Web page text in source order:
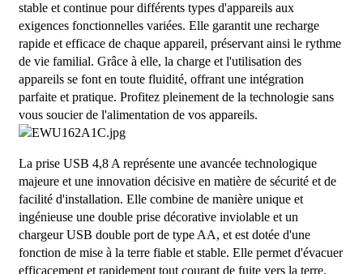
stable et continue pour différents types d'appareils aux
exigences fonctionnelles variées. Elle garantit une recharge
rapide et efficace de chaque appareil, préservant ainsi le rythme
de vie familial. Grâce à elle, la charge et l'utilisation des
appareils se font en toute fluidité, offrant une intégration
parfaite et pratique. Profitez pleinement de la technologie sans
vous soucier de l'alimentation de vos appareils.
La prise USB 4,8 A représente une avancée technologique
majeure et une innovation décisive en matière de sécurité et de
facilité d'installation. Elle combine de manière unique et
ingénieuse une double prise décorative inviolable et un
chargeur USB double port de type AA, et est dotée d'une
fonction de mise à la terre fiable et stable. Elle permet d'évacuer
efficacement et rapidement tout courant de fuite vers la terre,